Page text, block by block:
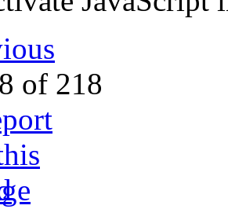
of 218